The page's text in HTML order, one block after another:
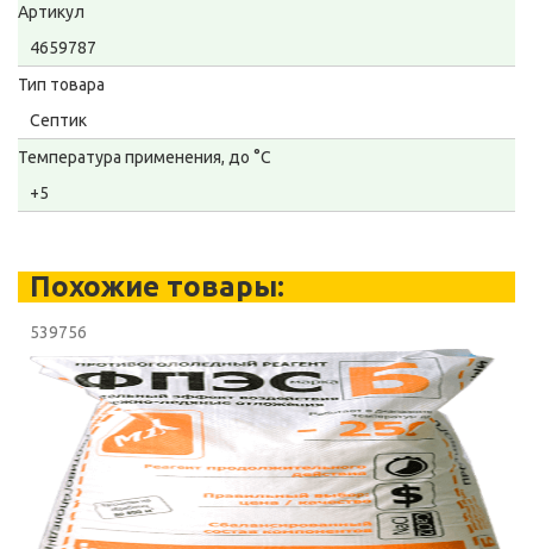
Артикул
4659787
Тип товара
Септик
Температура применения, до °С
+5
Похожие товары:
539756